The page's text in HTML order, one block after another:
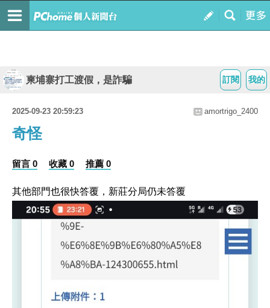
我的
訂閱
柬埔寨打工渡假，是詐騙
2025-09-23 20:59:23 amortrigo_2400
奇怪
留言 0 收藏 0 推薦 0
其他部門也很快答覆，新莊分局仍未答覆